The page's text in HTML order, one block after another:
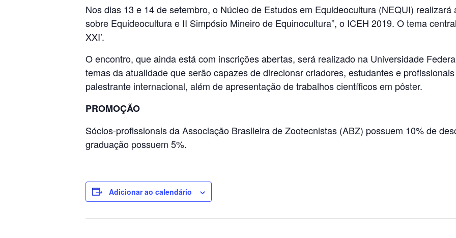
Nos dias 13 e 14 de setembro, o Núcleo de Estudos em Equideocultura (NEQUI) realizará
sobre Equideocultura e II Simpósio Mineiro de Equinocultura”, o ICEH 2019. O tema
XXI’.
O encontro, que ainda está com inscrições abertas, será realizado na Universidade
temas da atualidade que serão capazes de direcionar criadores, estudantes e
palestrante internacional, além de apresentação de trabalhos científicos em pôster.
PROMOÇÃO
Sócios-profissionais da Associação Brasileira de Zootecnistas (ABZ) possuem 10% de
graduação possuem 5%.
Adicionar ao calendário